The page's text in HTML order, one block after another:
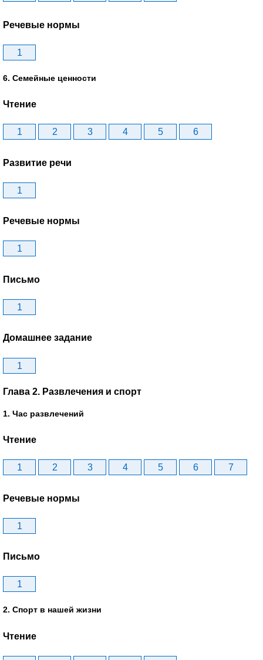
Речевые нормы
1
6. Семейные ценности
Чтение
1 2 3 4 5 6
Развитие речи
1
Речевые нормы
1
Письмо
1
Домашнее задание
1
Глава 2. Развлечения и спорт
1. Час развлечений
Чтение
1 2 3 4 5 6 7
Речевые нормы
1
Письмо
1
2. Спорт в нашей жизни
Чтение